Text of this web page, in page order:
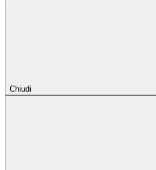
Chiudi